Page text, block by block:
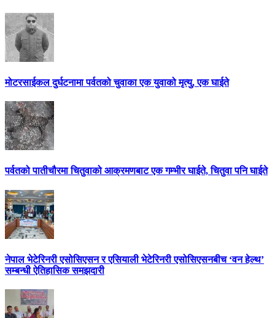
मोटरसाईकल दुर्घटनामा पर्वतको चुवाका एक युवाको मृत्यु, एक घाईते
पर्वतको पातीचौरमा चितुवाको आक्रमणबाट एक गम्भीर घाईते, चितुवा पनि घाईते
नेपाल भेटेरिनरी एसोसिएसन र एसियाली भेटेरिनरी एसोसिएसनबीच ‘वन हेल्थ’
सम्बन्धी ऐतिहासिक समझदारी